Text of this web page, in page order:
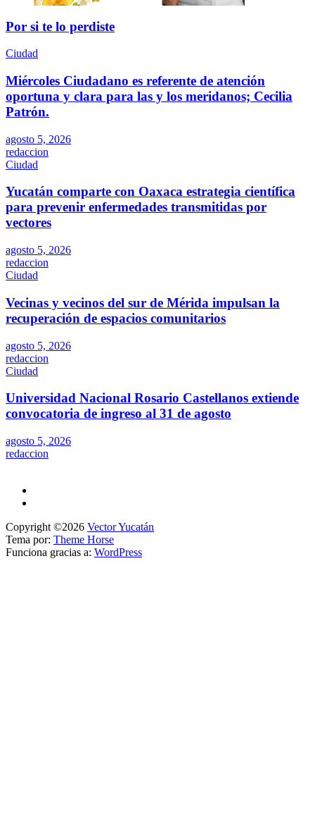
Por si te lo perdiste
Ciudad
Miércoles Ciudadano es referente de atención
oportuna y clara para las y los meridanos; Cecilia
Patrón.
agosto 5, 2026
redaccion
Ciudad
Yucatán comparte con Oaxaca estrategia científica
para prevenir enfermedades transmitidas por
vectores
agosto 5, 2026
redaccion
Ciudad
Vecinas y vecinos del sur de Mérida impulsan la
recuperación de espacios comunitarios
agosto 5, 2026
redaccion
Ciudad
Universidad Nacional Rosario Castellanos extiende
convocatoria de ingreso al 31 de agosto
agosto 5, 2026
redaccion
Copyright ©2026 Vector Yucatán
Tema por: Theme Horse
Funciona gracias a: WordPress